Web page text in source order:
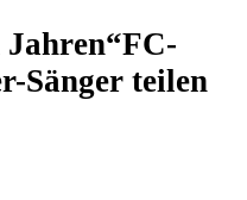
Jahren“FC-
Sänger teilen